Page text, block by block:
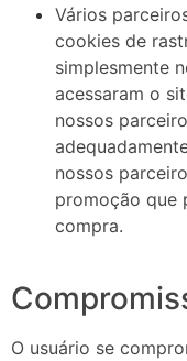
Vários
cookies de
simplesmente
acessaram o
nossos
nossos
promoção que
compra.
O usuário se